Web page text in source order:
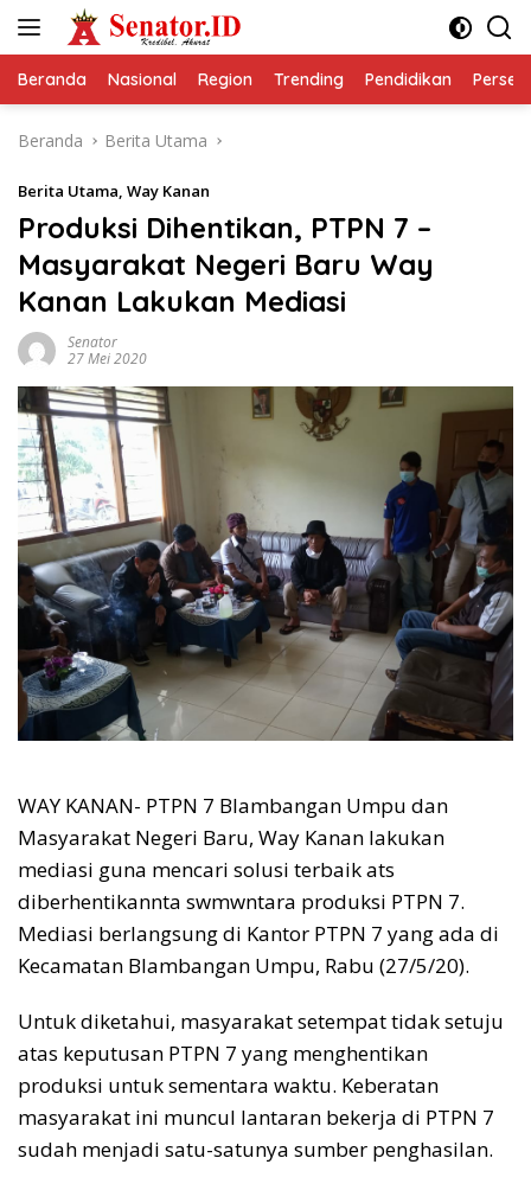
Beranda Nasional Region Trending Pendidikan
Beranda Berita Utama
Berita Utama, Way Kanan
Produksi Dihentikan, PTPN 7 –
Masyarakat Negeri Baru Way
Kanan Lakukan Mediasi
Senator
27 Mei 2020
WAY KANAN- PTPN 7 Blambangan Umpu dan
Masyarakat Negeri Baru, Way Kanan lakukan
mediasi guna mencari solusi terbaik ats
diberhentikannta swmwntara produksi PTPN 7.
Mediasi berlangsung di Kantor PTPN 7 yang ada di
Kecamatan Blambangan Umpu, Rabu (27/5/20).
Untuk diketahui, masyarakat setempat tidak setuju
atas keputusan PTPN 7 yang menghentikan
produksi untuk sementara waktu. Keberatan
masyarakat ini muncul lantaran bekerja di PTPN 7
sudah menjadi satu-satunya sumber penghasilan.